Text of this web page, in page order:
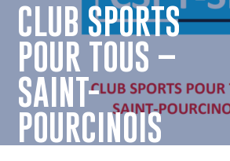
CLUB SPORTS
POUR TOUS –
SAINT-
POURCINOIS